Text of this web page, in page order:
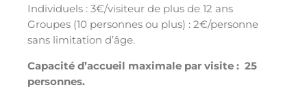
Individuels : 3€/visiteur de plus de 12 ans
Groupes (10 personnes ou plus) : 2€/personne
sans limitation d’âge.
Capacité d’accueil maximale par visite : 25
personnes.